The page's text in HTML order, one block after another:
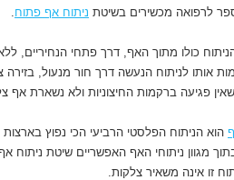
לרפואה מכשירים בשיטת ניתוח אף פתוח
כולו מתוך האף, דרך פתחי הנחיריים,
אותו לניתוח הנעשה דרך חור מנעול, בזירה
פגיעה ברקמות החיצוניות ולא נשארת אף
ובתוך מגוון ניתוחי האף האפשריים שיטת
זו אינה משאיר צלקות.